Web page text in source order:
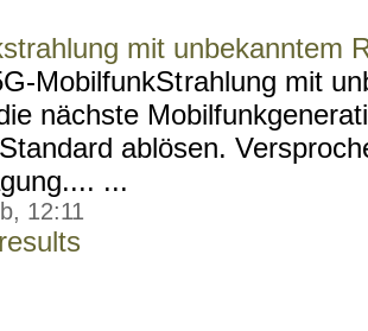
mit unbekanntem
MobilfunkStrahlung mit
nächste
ablösen.
...
12:11